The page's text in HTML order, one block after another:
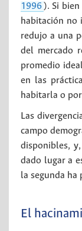
1996 ). Si
habitación no
redujo a una
del mercado
promedio
en las
habitarla o
Las
campo
disponibles,
dado lugar a
la segunda ha
El